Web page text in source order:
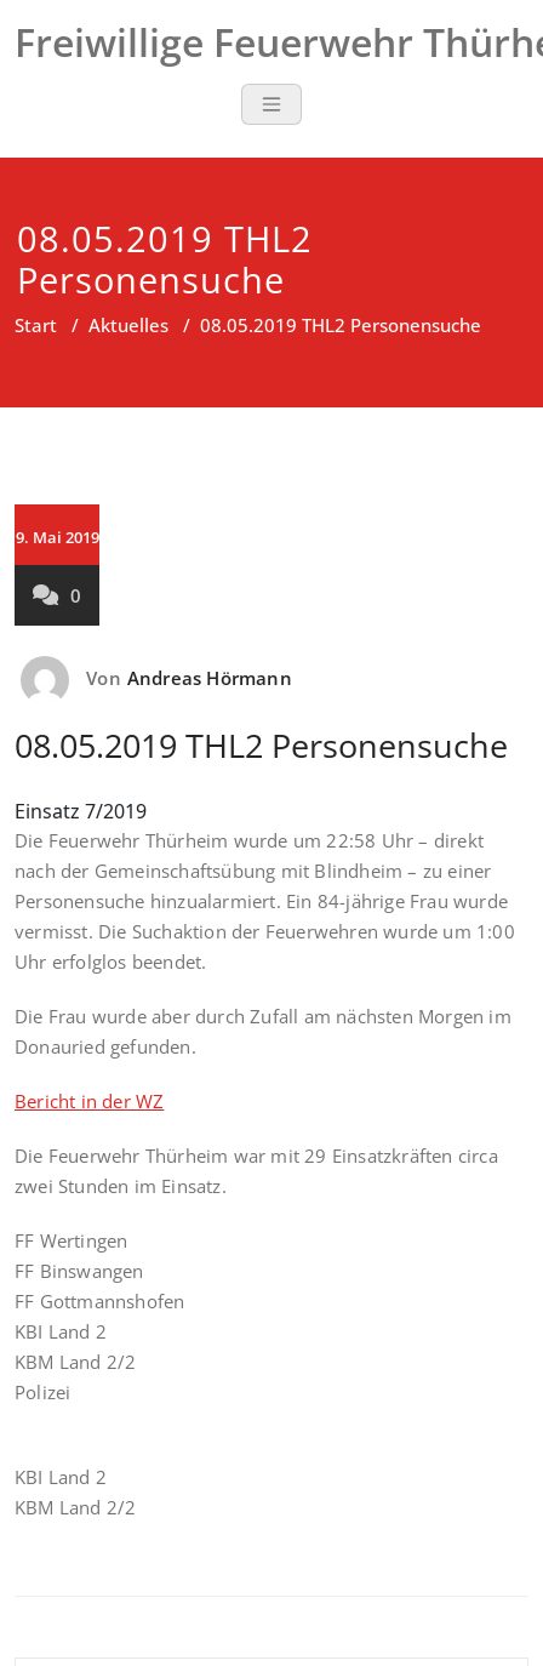
Inhalt
Freiwillige Feuerwehr
08.05.2019 THL2
Personensuche
Start / Aktuelles / 08.05.2019 THL2 Personensuche
9. Mai 2019
0
Von Andreas Hörmann
08.05.2019 THL2 Personensuche
Einsatz 7/2019
Die Feuerwehr Thürheim wurde um 22:58 Uhr – direkt
nach der Gemeinschaftsübung mit Blindheim – zu einer
Personensuche hinzualarmiert. Ein 84-jährige Frau wurde
vermisst. Die Suchaktion der Feuerwehren wurde um 1:00
Uhr erfolglos beendet.
Die Frau wurde aber durch Zufall am nächsten Morgen im
Donauried gefunden.
Bericht in der WZ
Die Feuerwehr Thürheim war mit 29 Einsatzkräften circa
zwei Stunden im Einsatz.
FF Wertingen
FF Binswangen
FF Gottmannshofen
KBI Land 2
KBM Land 2/2
Polizei
KBI Land 2
KBM Land 2/2